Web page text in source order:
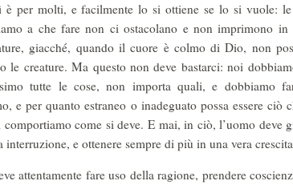
è per molti, e facilmente lo si ottiene se lo si vuole:
a che fare non ci ostacolano e non imprimono
giacché, quando il cuore è colmo di Dio, non
le creature. Ma questo non deve bastarci: noi
tutte le cose, non importa quali, e dobbiamo
e per quanto estraneo o inadeguato possa essere ciò
come si deve. E mai, in ciò, l’uomo deve
e ottenere sempre di più in una vera
attentamente fare uso della ragione, prendere